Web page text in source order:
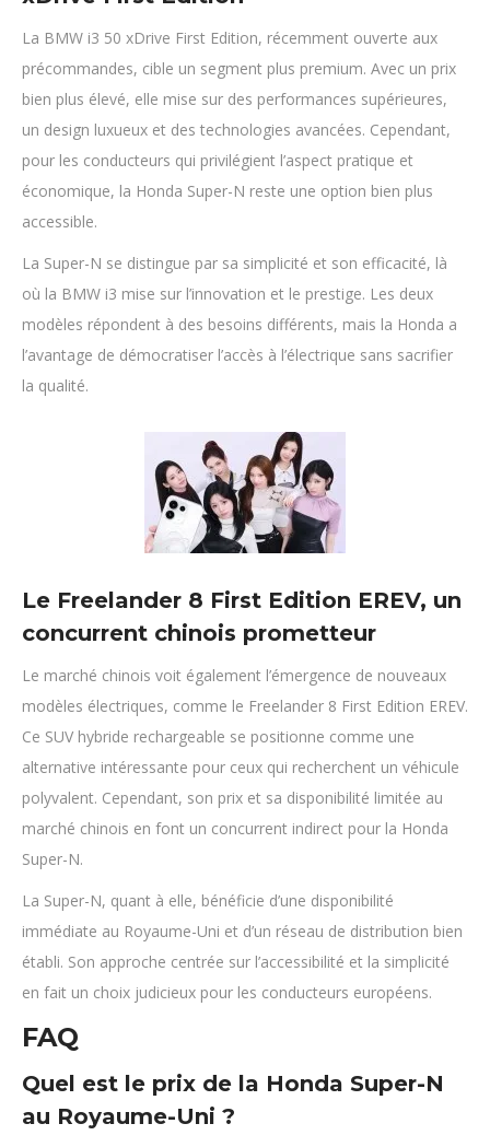
La BMW i3 50 xDrive First Edition, récemment ouverte aux
précommandes, cible un segment plus premium. Avec un prix
bien plus élevé, elle mise sur des performances supérieures,
un design luxueux et des technologies avancées. Cependant,
pour les conducteurs qui privilégient l’aspect pratique et
économique, la Honda Super-N reste une option bien plus
accessible.
La Super-N se distingue par sa simplicité et son efficacité, là
où la BMW i3 mise sur l’innovation et le prestige. Les deux
modèles répondent à des besoins différents, mais la Honda a
l’avantage de démocratiser l’accès à l’électrique sans sacrifier
la qualité.
Le Freelander 8 First Edition EREV, un
concurrent chinois prometteur
Le marché chinois voit également l’émergence de nouveaux
modèles électriques, comme le Freelander 8 First Edition EREV.
Ce SUV hybride rechargeable se positionne comme une
alternative intéressante pour ceux qui recherchent un véhicule
polyvalent. Cependant, son prix et sa disponibilité limitée au
marché chinois en font un concurrent indirect pour la Honda
Super-N.
La Super-N, quant à elle, bénéficie d’une disponibilité
immédiate au Royaume-Uni et d’un réseau de distribution bien
établi. Son approche centrée sur l’accessibilité et la simplicité
en fait un choix judicieux pour les conducteurs européens.
FAQ
Quel est le prix de la Honda Super-N
au Royaume-Uni ?